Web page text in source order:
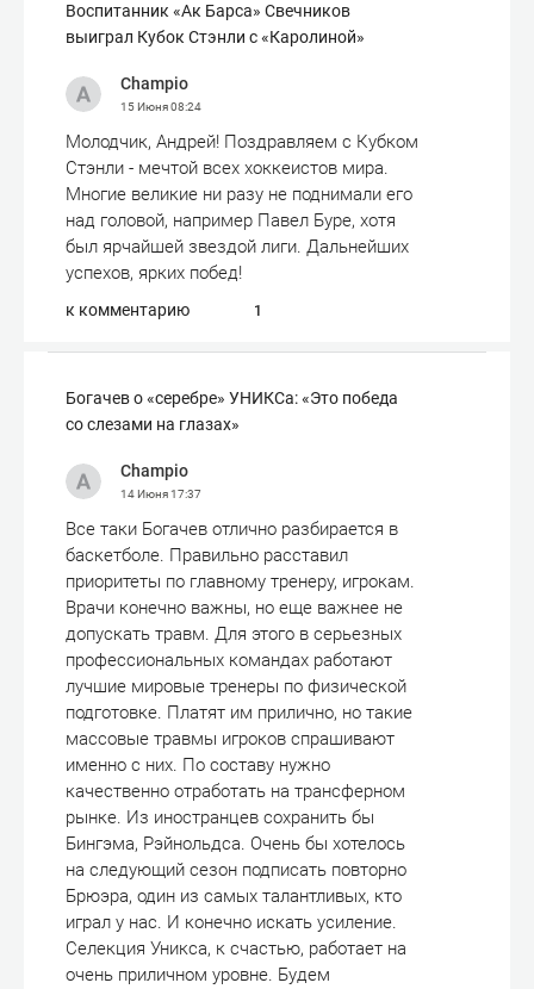
Воспитанник «Ак Барса» Свечников
выиграл Кубок Стэнли с «Каролиной»
Champio
15 Июня08:24
Молодчик, Андрей! Поздравляем с Кубком
Стэнли - мечтой всех хоккеистов мира.
Многие великие ни разу не поднимали его
над головой, например Павел Буре, хотя
был ярчайшей звездой лиги. Дальнейших
успехов, ярких побед!
к комментарию 1
Богачев о «серебре» УНИКСа: «Это победа
со слезами на глазах»
Champio
14 Июня17:37
Все таки Богачев отлично разбирается в
баскетболе. Правильно расставил
приоритеты по главному тренеру, игрокам.
Врачи конечно важны, но еще важнее не
допускать травм. Для этого в серьезных
профессиональных командах работают
лучшие мировые тренеры по физической
подготовке. Платят им прилично, но такие
массовые травмы игроков спрашивают
именно с них. По составу нужно
качественно отработать на трансферном
рынке. Из иностранцев сохранить бы
Бингэма, Рэйнольдса. Очень бы хотелось
на следующий сезон подписать повторно
Брюэра, один из самых талантливых, кто
играл у нас. И конечно искать усиление.
Селекция Уникса, к счастью, работает на
очень приличном уровне. Будем